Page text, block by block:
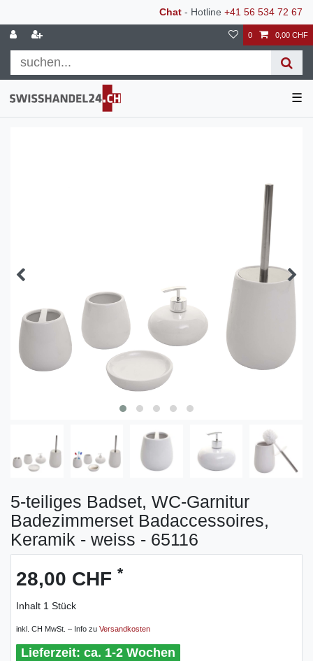
Chat - Hotline +41 56 534 72 67
0 0,00 CHF
☰
5-teiliges Badset, WC-Garnitur
Badezimmerset Badaccessoires,
Keramik - weiss - 65116
28,00 CHF *
Inhalt 1 Stück
inkl. CH MwSt. – Info zu Versandkosten
ca. 1-2 Wochen